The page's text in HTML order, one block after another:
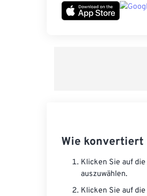
Wie konvertiert
Klicken Sie auf
auszuwählen.
Klicken Sie auf